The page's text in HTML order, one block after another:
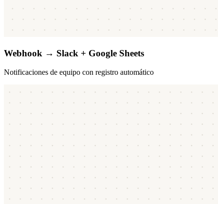
Webhook → Slack + Google Sheets
Notificaciones de equipo con registro automático